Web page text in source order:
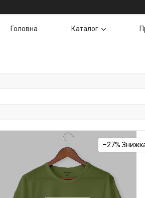
Головна Каталог
–27%